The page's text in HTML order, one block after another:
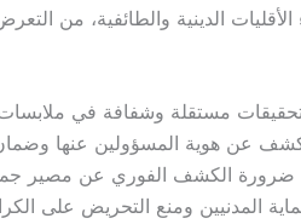
الدينية والطائفية، من
تحقيقات مستقلة وشفافة في
عن هوية المسؤولين عنها
على ضرورة الكشف الفوري عن مصير
المدنيين ومنع التحريض على